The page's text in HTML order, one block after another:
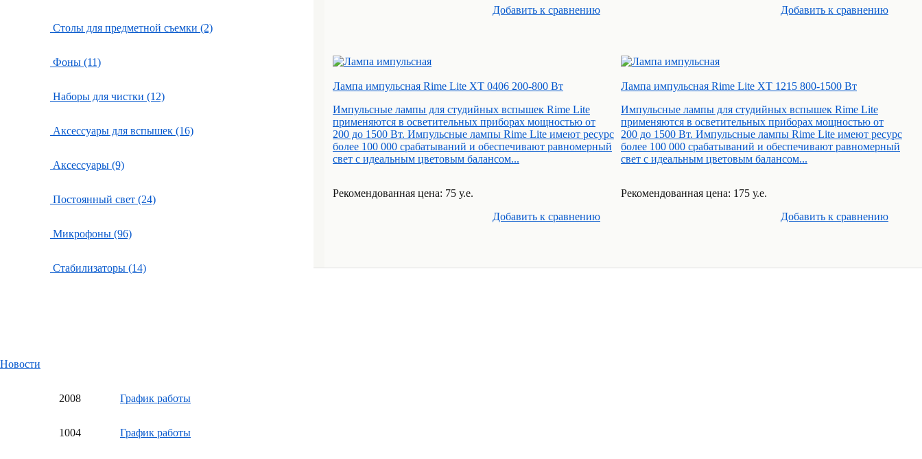
Столы для предметной съемки (2)
Фоны (11)
Наборы для чистки (12)
Аксессуары для вспышек (16)
Аксессуары (9)
Постоянный свет (24)
Микрофоны (96)
Стабилизаторы (14)
Новости
2008 График работы
1004 График работы
Добавить к cравнению
Добавить к cравнению
Лампа импульсная Rime Lite XT 0406 200-800 Вт
Импульсные лампы для студийных вспышек Rime Lite
применяются в осветительных приборах мощностью от
200 до 1500 Вт. Импульсные лампы Rime Lite имеют ресурс
более 100 000 срабатываний и обеспечивают равномерный
свет с идеальным цветовым балансом...
Рекомендованная цена: 75 у.е.
Добавить к cравнению
Лампа импульсная Rime Lite XT 1215 800-1500 Вт
Импульсные лампы для студийных вспышек Rime Lite
применяются в осветительных приборах мощностью от
200 до 1500 Вт. Импульсные лампы Rime Lite имеют ресурс
более 100 000 срабатываний и обеспечивают равномерный
свет с идеальным цветовым балансом...
Рекомендованная цена: 175 у.е.
Добавить к cравнению